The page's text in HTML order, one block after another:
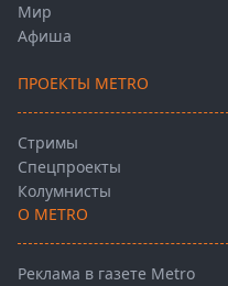
Мир
Афиша
ПРОЕКТЫ METRO
Стримы
Спецпроекты
Колумнисты
О METRO
Реклама в газете Metro